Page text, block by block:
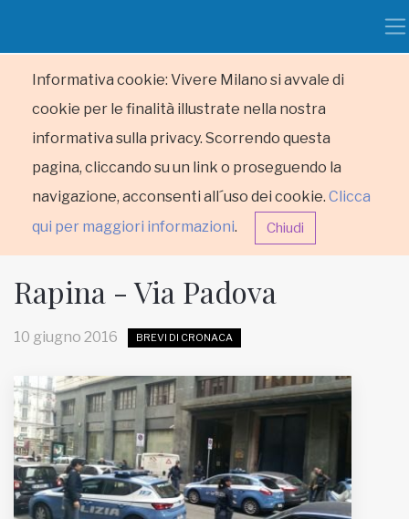
Informativa cookie: Vivere Milano si avvale di
cookie per le finalità illustrate nella nostra
informativa sulla privacy. Scorrendo questa
pagina, cliccando su un link o proseguendo la
navigazione, acconsenti all´uso dei cookie. Clicca
qui per maggiori informazioni. Chiudi
RUBRICHE
MUNICIPI
Inviateci le vostre segnalazioni
Rapina - Via Padova
10 giugno 2016 BREVI DI CRONACA